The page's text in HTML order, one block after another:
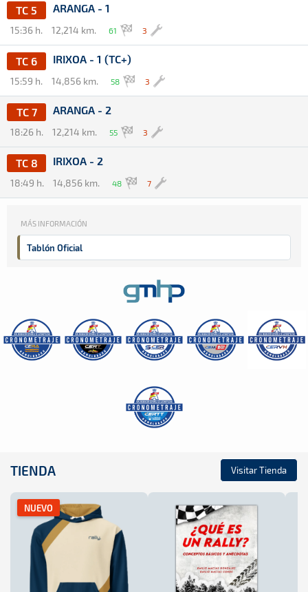
TC 5 ARANGA - 1
15:36 h. 12,214 km. 61 3
TC 6 IRIXOA - 1 (TC+)
15:59 h. 14,856 km. 58 3
TC 7 ARANGA - 2
18:26 h. 12,214 km. 55 3
TC 8 IRIXOA - 2
18:49 h. 14,856 km. 48 7
MÁS INFORMACIÓN
Tablón Oficial
TIENDA Visitar Tienda
NUEVO